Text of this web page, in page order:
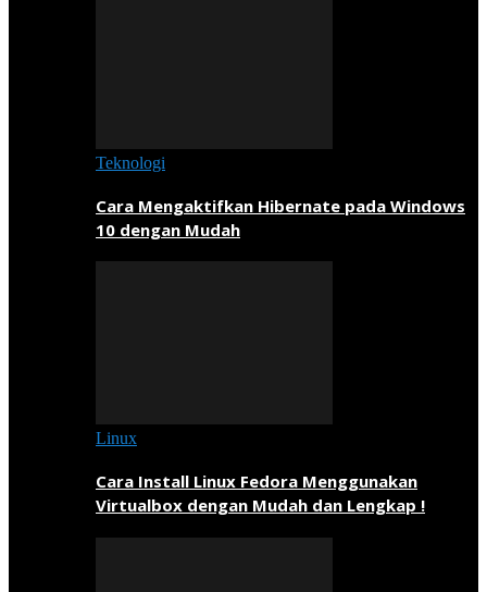
Teknologi
Cara Mengaktifkan Hibernate pada Windows
10 dengan Mudah
Linux
Cara Install Linux Fedora Menggunakan
Virtualbox dengan Mudah dan Lengkap !